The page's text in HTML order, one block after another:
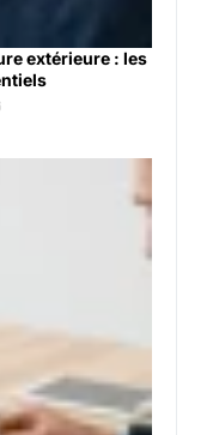
extérieure : les